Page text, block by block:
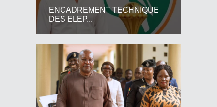
ENCADREMENT TECHNIQUE
DES ELEP...